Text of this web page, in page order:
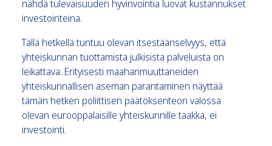
nähdä tulevaisuuden hyvinvointia luovat kustannukset
investointeina.
Tällä hetkellä tuntuu olevan itsestäänselvyys, että
yhteiskunnan tuottamista julkisista palveluista on
leikattava. Erityisesti maahanmuuttaneiden
yhteiskunnallisen aseman parantaminen näyttää
tämän hetken poliittisen päätöksenteon valossa
olevan eurooppalaisille yhteiskunnille taakka, ei
investointi.